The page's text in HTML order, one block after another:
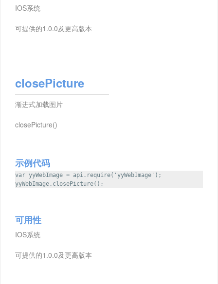
IOS系统
可提供的1.0.0及更高版本
closePicture
渐进式加载图片
closePicture()
示例代码
var yyWebImage = api.require('yyWebImage');
yyWebImage.closePicture();
可用性
IOS系统
可提供的1.0.0及更高版本